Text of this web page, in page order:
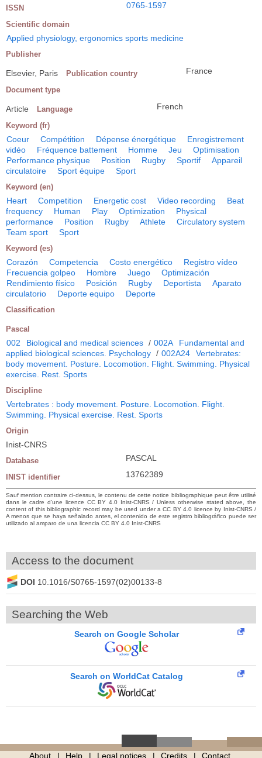
ISSN 0765-1597
Scientific domain
Applied physiology, ergonomics sports medicine
Publisher
Elsevier, Paris Publication country France
Document type
Article Language French
Keyword (fr)
Coeur Compétition Dépense énergétique
Enregistrement
vidéo
Fréquence battement Homme Jeu
Optimisation
Performance physique
Position Rugby Sportif
Appareil
circulatoire
Sport équipe Sport
Keyword (en)
Heart Competition Energetic cost Video recording
Beat
frequency
Human Play Optimization
Physical
performance
Position Rugby Athlete
Circulatory system
Team sport
Sport
Keyword (es)
Corazón Competencia Costo energético
Registro vídeo
Frecuencia golpeo
Hombre Juego
Optimización
Rendimiento físico
Posición Rugby Deportista
Aparato
circulatorio
Deporte equipo Deporte
Classification
Pascal
002 Biological and medical sciences / 002A
Fundamental and
applied biological sciences. Psychology / 002A24
Vertebrates:
body movement. Posture. Locomotion. Flight. Swimming. Physical
exercise. Rest. Sports
Discipline
Vertebrates : body movement. Posture. Locomotion. Flight.
Swimming. Physical exercise. Rest. Sports
Origin
Inist-CNRS
Database PASCAL
INIST identifier 13762389
Sauf mention contraire ci-dessus, le contenu de cette notice bibliographique peut être utilisé
dans le cadre d’une licence CC BY 4.0 Inist-CNRS / Unless otherwise stated above, the
content of this bibliographic record may be used under a CC BY 4.0 licence by Inist-CNRS /
A menos que se haya señalado antes, el contenido de este registro bibliográfico puede ser
utilizado al amparo de una licencia CC BY 4.0 Inist-CNRS
Access to the document
DOI 10.1016/S0765-1597(02)00133-8
Searching the Web
Search on Google Scholar
Search on WorldCat Catalog
About Help Legal notices Credits Contact